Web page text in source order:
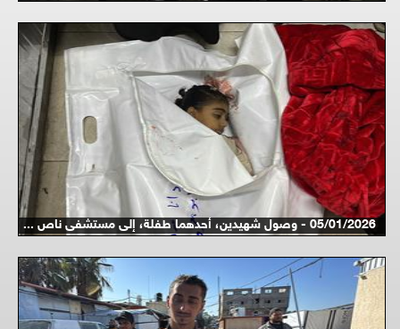
05/01/2026 - وصول شهيدين، أحدهما طفلة، إلى مستشفى ناص ...